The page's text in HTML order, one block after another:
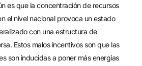
es que la concentración de recursos
el nivel nacional provoca un estado
con una estructura de
Estos malos incentivos son que las
son inducidas a poner más energías